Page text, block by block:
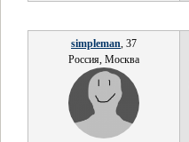
simpleman, 37
Россия, Москва